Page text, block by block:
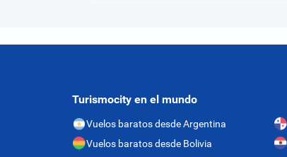
Turismocity en el mundo
Vuelos baratos desde Argentina
Vuelos baratos desde Bolivia